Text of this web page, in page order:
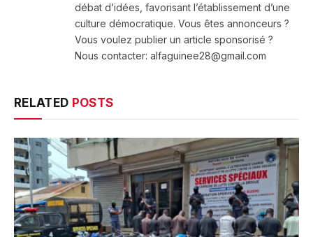
débat d’idées, favorisant l’établissement d’une
culture démocratique. Vous êtes annonceurs ?
Vous voulez publier un article sponsorisé ?
Nous contacter: alfaguinee28@gmail.com
RELATED POSTS